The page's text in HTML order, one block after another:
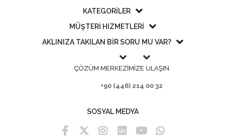
KATEGORİLER
MÜŞTERİ HİZMETLERİ
AKLINIZA TAKILAN BİR SORU MU VAR?
ÇÖZÜM MERKEZİMİZE ULAŞIN
+90 (446) 214 00 32
SOSYAL MEDYA